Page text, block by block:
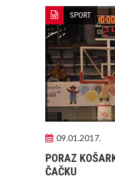
SPORT
09.01.2017.
PORAZ
ČAČKU